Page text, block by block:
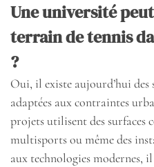
Une université
terrain de tennis
?
Oui, il existe aujourd’hui
adaptées aux contraintes
projets utilisent des surfaces
multisports ou même des
aux technologies modernes,